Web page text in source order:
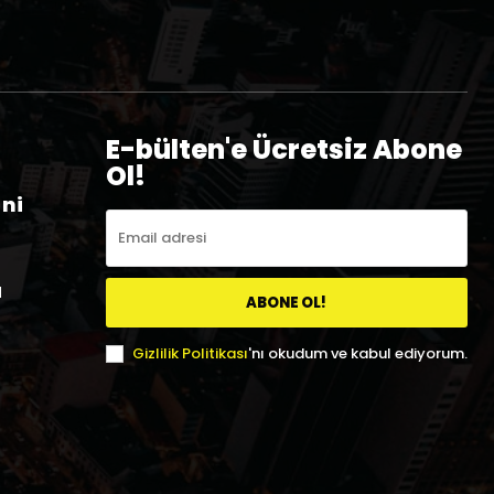
E-bülten'e Ücretsiz Abone
Ol!
ABONE OL!
Gizlilik Politikası'nı okudum ve kabul ediyorum.